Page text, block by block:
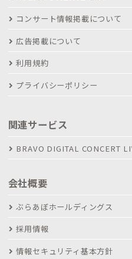
コンサート情報掲載について
広告掲載について
利用規約
プライバシーポリシー
関連サービス
BRAVO DIGITAL CONCERT
会社概要
ぶらあぼホールディングス
採用情報
情報セキュリティ基本方針